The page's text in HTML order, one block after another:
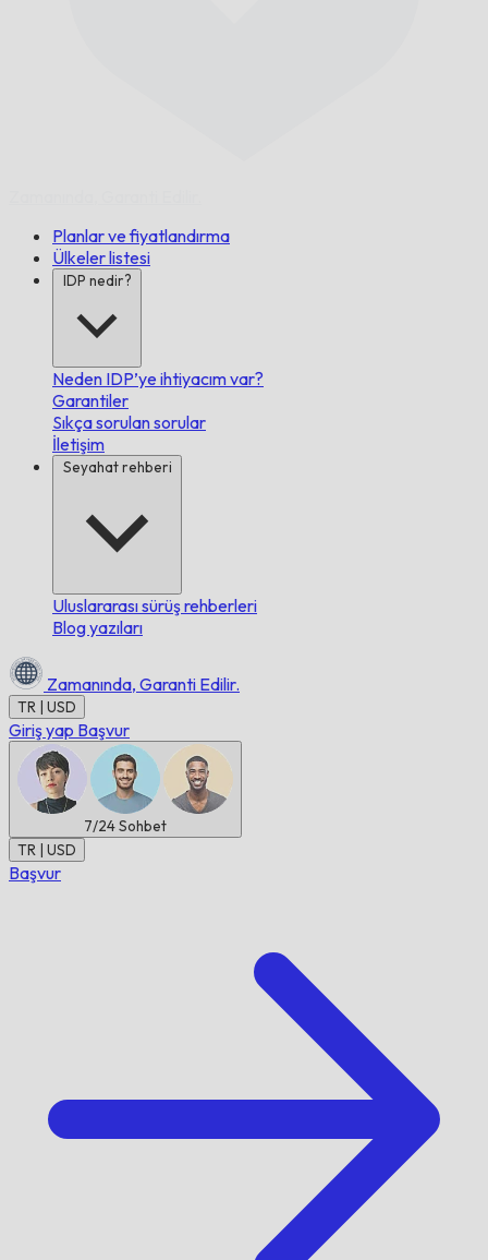
Planlar ve fiyatlandırma
Ülkeler listesi
IDP nedir?
Neden IDP’ye ihtiyacım var?
Garantiler
Sıkça sorulan sorular
İletişim
Seyahat rehberi
Uluslararası sürüş rehberleri
Blog yazıları
Zamanında, Garanti Edilir.
TR | USD
Giriş yap Başvur
7/24Sohbet
TR | USD
Başvur